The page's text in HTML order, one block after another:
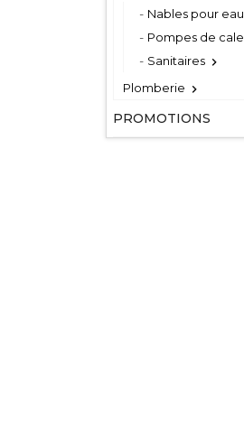
Nables pour eau
Pompes de cale
Sanitaires 
Plomberie 
PROMOTIONS